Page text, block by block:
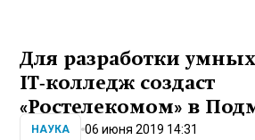
Для разработки
IT‐колледж создаст
«Ростелекомом» в
НАУКА 06 июня 2019 14:31